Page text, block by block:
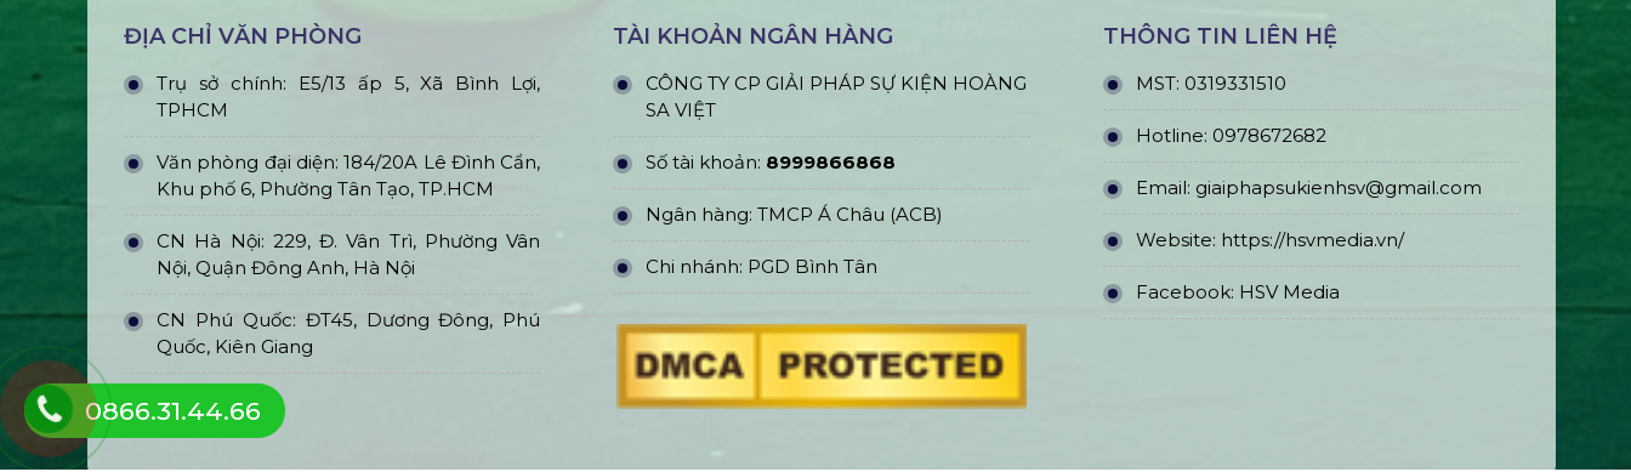
ĐỊA CHỈ VĂN PHÒNG
Trụ sở chính: E5/13 ấp 5, Xã Bình Lợi,
TPHCM
Văn phòng đại diện: 184/20A Lê Đình Cẩn,
Khu phố 6, Phường Tân Tạo, TP.HCM
CN Hà Nội: 229, Đ. Vân Trì, Phường Vân
Nội, Quận Đông Anh, Hà Nội
CN Phú Quốc: ĐT45, Dương Đông, Phú
Quốc, Kiên Giang
TÀI KHOẢN NGÂN HÀNG
CÔNG TY CP GIẢI PHÁP SỰ KIỆN HOÀNG
SA VIỆT
Số tài khoản: 8999866868
Ngân hàng: TMCP Á Châu (ACB)
Chi nhánh: PGD Bình Tân
THÔNG TIN LIÊN HỆ
MST: 0319331510
Hotline: 0978672682
Email: giaiphapsukienhsv@gmail.com
Website: https://hsvmedia.vn/
Facebook: HSV Media
0866.31.44.66